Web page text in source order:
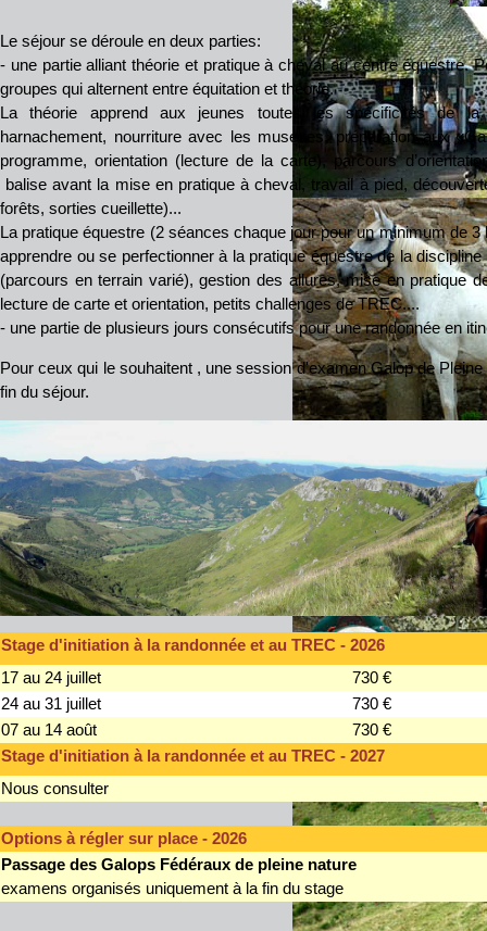
Le séjour se déroule en deux parties:
- une partie alliant théorie et pratique à cheval au centre équestre.
groupes qui alternent entre équitation et théorie.
La théorie apprend aux jeunes toutes les spécificités de
harnachement, nourriture avec les musettes, préparation aux
programme, orientation (lecture de la carte), parcours
balise avant la mise en pratique à cheval, travail à pied,
forêts, sorties cueillette)...
La pratique équestre (2 séances chaque jour pour un minimum de
apprendre ou se perfectionner à la pratique équestre de la
(parcours en terrain varié), gestion des allures, mise en pratique
lecture de carte et orientation, petits challenges de TREC....
- une partie de plusieurs jours consécutifs pour une randonnée en
Pour ceux qui le souhaitent , une session d'examen Galop de
fin du séjour.
Stage d'initiation à la randonnée et au TREC - 2026
17 au 24 juillet
730 €
24 au 31 juillet
730 €
07 au 14 août
730 €
Stage d'initiation à la randonnée et au TREC - 2027
Nous consulter
Options à régler sur place - 2026
Passage des Galops Fédéraux de pleine nature
examens organisés uniquement à la fin du stage